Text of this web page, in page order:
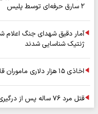
۲ سارق حرفه‌ای توسط پلیس
ژنتیک شناسایی شدند
اخاذی ۱۵ هزار دلاری ماموران قلابی تعزیرات از یک شرکت
قتل مرد ۷۶ ساله پس از درگیری خیابانی/ قاتل پس از ۵ ماه دستگیر شد